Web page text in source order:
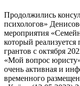
Продолжились
психологов»
мероприятия
который
грантов с октября
«Мой вопрос
очень активная и
временного